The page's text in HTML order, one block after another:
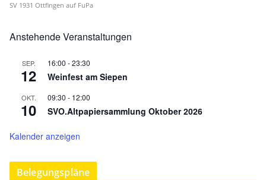
SV 1931 Ottfingen auf FuPa
Anstehende Veranstaltungen
SEP.
12
16:00 -23:30
Weinfest am Siepen
OKT.
10
09:30 - 12:00
SVO.Altpapiersammlung Oktober 2026
Kalender anzeigen
Belegungspläne